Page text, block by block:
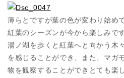
薄らとですが葉の色が変わり始め
紅葉のシーズンが今から楽しみで
湯ノ湖を歩くと紅葉へと向かう木
を感じることができ、また、マガ
物を観察することができとても楽